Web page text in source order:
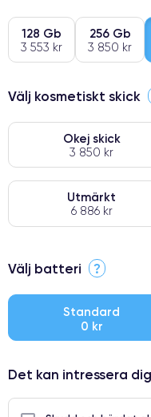
128 Gb
3 553 kr
256 Gb
3 850 kr
Välj kosmetiskt skick
Okej skick
3 850 kr
Utmärkt
6 886 kr
⭐ Premium
● Oklanderlig kvalitetsskärm
● Endast 5% av våra
Välj batteri ?
Standard
0 kr
Det kan intressera dig